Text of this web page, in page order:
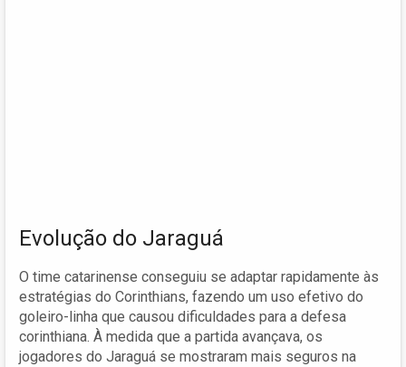
Evolução do Jaraguá
O time catarinense conseguiu se adaptar rapidamente às
estratégias do Corinthians, fazendo um uso efetivo do
goleiro-linha que causou dificuldades para a defesa
corinthiana. À medida que a partida avançava, os
jogadores do Jaraguá se mostraram mais seguros na